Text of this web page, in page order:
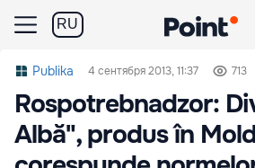
RU
Publika 4 сентября 2013, 11:37 713
Rospotrebnadzor:
Albă", produs în